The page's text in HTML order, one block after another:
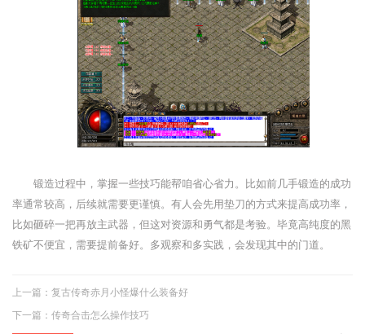
锻造过程中，掌握一些技巧能帮咱省心省力。比如前几手锻造的成功
率通常较高，后续就需要更谨慎。有人会先用垫刀的方式来提高成功率，
比如砸碎一把再放主武器，但这对资源和勇气都是考验。毕竟高纯度的黑
铁矿不便宜，需要提前备好。多观察和多实践，会发现其中的门道。
上一篇： 复古传奇赤月小怪爆什么装备好
下一篇： 传奇合击怎么操作技巧